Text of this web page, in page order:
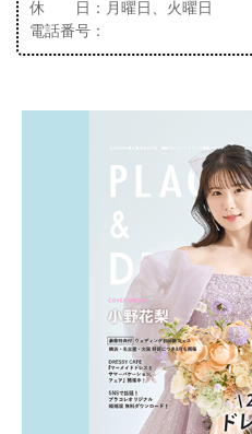
休 日：月曜日、火曜日
電話番号：